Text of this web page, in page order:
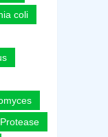
coli
Protease